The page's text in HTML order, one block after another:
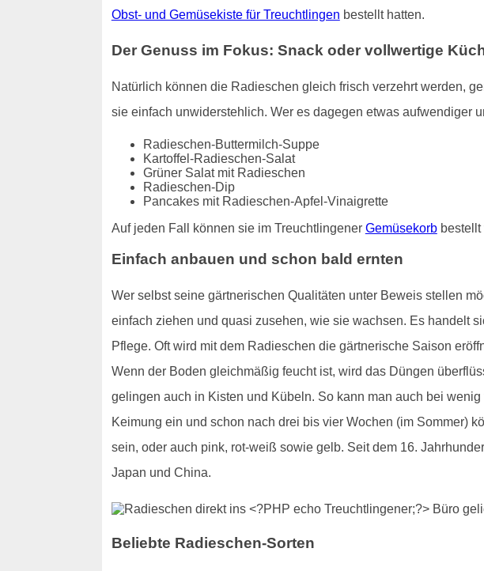
Obst- und Gemüsekiste für Treuchtlingen bestellt hatten.
Der Genuss im Fokus: Snack oder vollwertige
Natürlich können die Radieschen gleich frisch verzehrt werden,
sie einfach unwiderstehlich. Wer es dagegen etwas aufwendiger
Radieschen-Buttermilch-Suppe
Kartoffel-Radieschen-Salat
Grüner Salat mit Radieschen
Radieschen-Dip
Pancakes mit Radieschen-Apfel-Vinaigrette
Auf jeden Fall können sie im Treuchtlingener Gemüsekorbbestellt
Einfach anbauen und schon bald ernten
Wer selbst seine gärtnerischen Qualitäten unter Beweis stellen
einfach ziehen und quasi zusehen, wie sie wachsen. Es handelt
Pflege. Oft wird mit dem Radieschen die gärtnerische Saison
Wenn der Boden gleichmäßig feucht ist, wird das Düngen
gelingen auch in Kisten und Kübeln. So kann man auch bei
Keimung ein und schon nach drei bis vier Wochen (im Sommer)
sein, oder auch pink, rot-weiß sowie gelb. Seit dem 16.
Japan und China.
Beliebte Radieschen-Sorten